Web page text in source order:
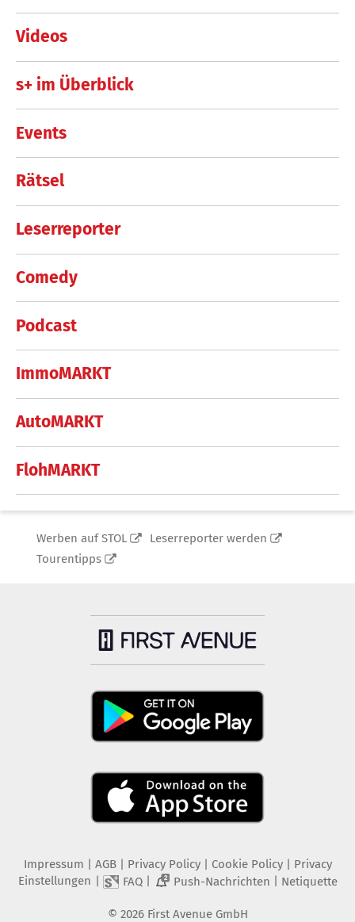
Videos
s+ im Überblick
Events
Rätsel
Leserreporter
Comedy
Podcast
ImmoMARKT
AutoMARKT
FlohMARKT
Werben auf STOL
Leserreporter werden
Tourentipps
Impressum AGB Privacy Policy| Cookie Policy| Privacy
Einstellungen
FAQ| 2 Push-Nachrichten Netiquette
© 2026 First Avenue GmbH